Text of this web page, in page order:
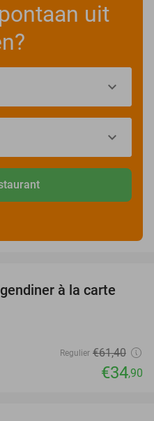
uit
43%
à la carte
Regulier €61,40
€34,90